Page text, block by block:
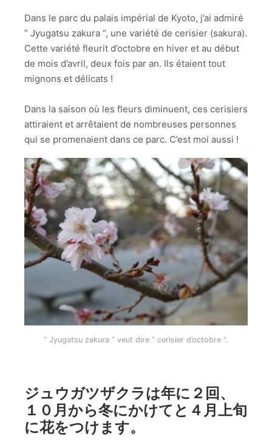
Dans le parc du palais impérial de Kyoto, j’ai admiré
” Jyugatsu zakura “, une variété de cerisier (sakura).
Cette variété fleurit d’octobre en hiver et au début
de mois d’avril, deux fois par an. Ils étaient tout
mignons et délicats !
Dans la saison où les fleurs diminuent, ces cerisiers
attiraient et arrêtaient de nombreuses personnes
qui se promenaient dans ce parc. C’est moi aussi !
” Jyugatsu zakura ” veut dire ” cerisier d’octobre “.
ジュウガツザクラは年に２回、
１０月から冬にかけてと４月上旬
に花をつけます。